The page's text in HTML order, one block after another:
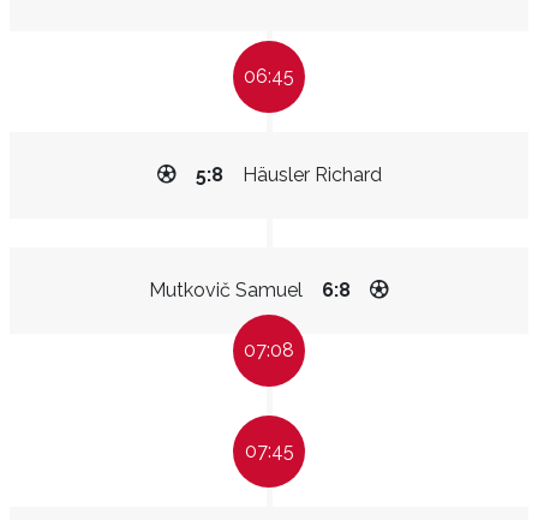
06:45
Häusler Richard
5:8
Mutkovič Samuel 6:8
07:08
07:45